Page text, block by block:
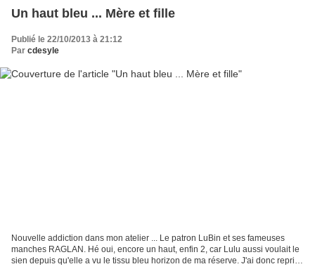
Un haut bleu ... Mère et fille
Publié le 22/10/2013 à 21:12
Par cdesyle
Nouvelle addiction dans mon atelier ... Le patron LuBin et ses fameuses
manches RAGLAN. Hé oui, encore un haut, enfin 2, car Lulu aussi voulait le
sien depuis qu'elle a vu le tissu bleu horizon de ma réserve. J'ai donc repris